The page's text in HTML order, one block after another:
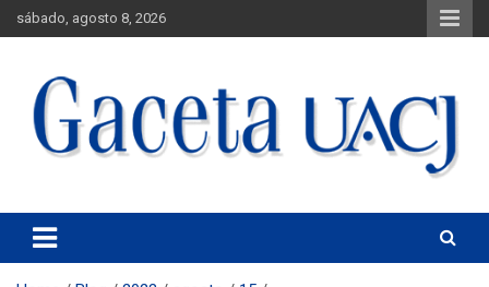
sábado, agosto 8, 2026
Gaceta UACJ